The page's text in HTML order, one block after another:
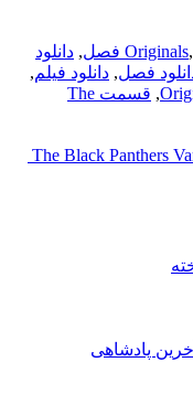
,
, دانلود
فصل, دانلود فیلم,
, قسمت The